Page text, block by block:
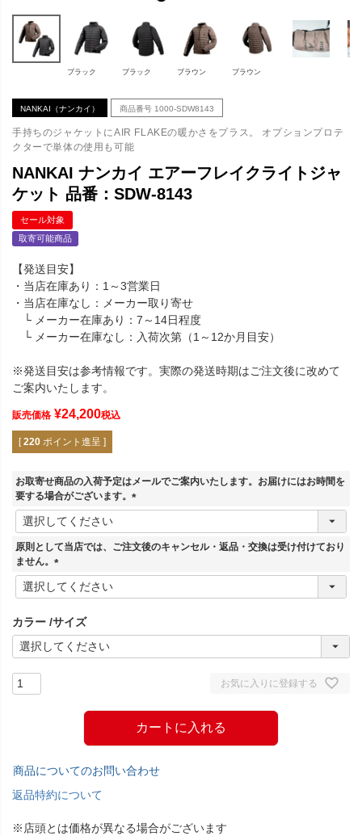
ブラック ブラック ブラウン ブラウン
NANKAI（ナンカイ） 商品番号 1000-SDW8143
手持ちのジャケットにAIR FLAKEの暖かさをプラス。 オプションプロテ
クターで単体の使用も可能
NANKAI ナンカイ エアーフレイクライトジャ
ケット 品番：SDW-8143
セール対象
取寄可能商品
【発送目安】
・当店在庫あり：1～3営業日
・当店在庫なし：メーカー取り寄せ
└ メーカー在庫あり：7～14日程度
└ メーカー在庫なし：入荷次第（1～12か月目安）
※発送目安は参考情報です。実際の発送時期はご注文後に改めて
ご案内いたします。
販売価格 ¥24,200税込
[ 220 ポイント進呈 ]
お取寄せ商品の入荷予定はメールでご案内いたします。お届けにはお時間を
要する場合がございます。
(
須
原則として当店では、ご注文後のキャンセル・返品・交換は受け付けており
ません。
(
必
)
カラー サイズ
お気に入りに登録する
カートに入れる
商品についてのお問い合わせ
返品特約について
※店頭とは価格が異なる場合がございます